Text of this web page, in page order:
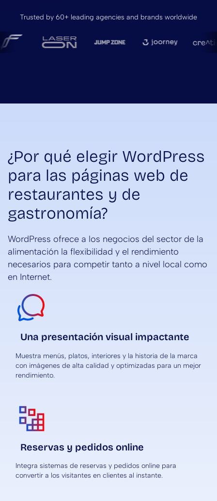
Trusted by 60+ leading agencies and brands worldwide
¿Por qué elegir WordPress
para las páginas web de
restaurantes y de
gastronomía?
WordPress ofrece a los negocios del sector de la
alimentación la flexibilidad y el rendimiento
necesarios para competir tanto a nivel local como
en Internet.
Una presentación visual impactante
Muestra menús, platos, interiores y la historia de la marca
con imágenes de alta calidad y optimizadas para un mejor
rendimiento.
Reservas y pedidos online
Integra sistemas de reservas y pedidos online para
convertir a los visitantes en clientes al instante.